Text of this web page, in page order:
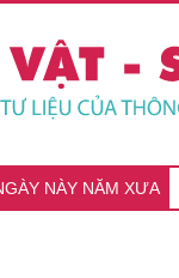
NÀY NĂM XƯA